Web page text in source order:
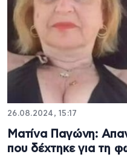
26.08.2024, 15:17
Ματίνα Παγώνη:
που δέχτηκε για τη